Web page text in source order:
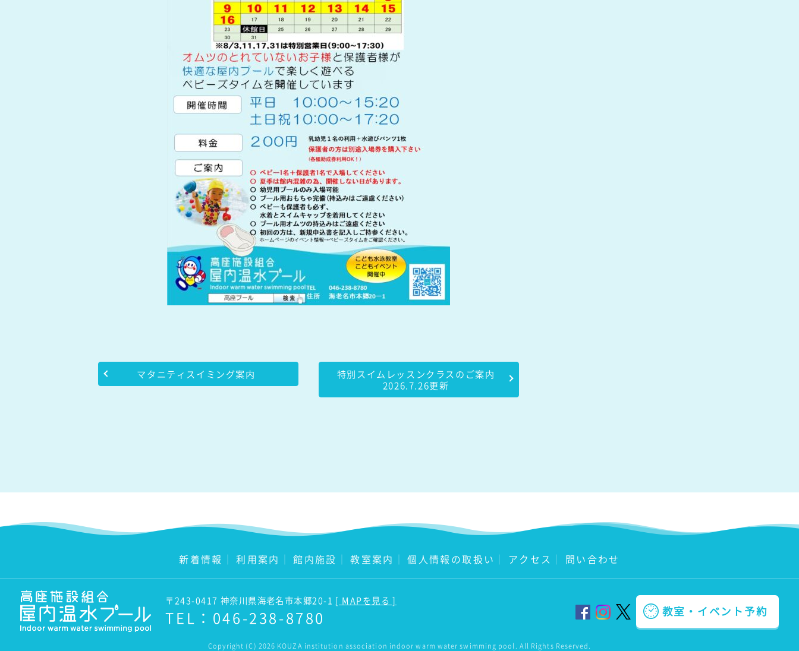
マタニティスイミング案内
特別スイムレッスンクラスのご案内
2026.7.26更新
新着情報 ｜ 利用案内 ｜ 館内施設 ｜ 教室案内 ｜ 個人情報の取扱い ｜ アクセス ｜ 問い合わせ
〒243-0417 神奈川県海老名市本郷20-1 [ MAPを見る ]
TEL： 046-238-8780 教室・イベント予約
Copyright (C) 2026 KOUZA institution association indoor warm water swimming pool. All Rights Reserved.